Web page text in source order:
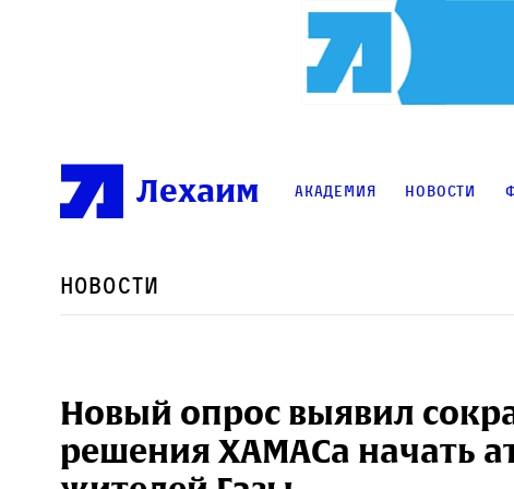
Лехаим Академия Новости
Новости
Новый опрос выявил
решения ХАМАСа начать